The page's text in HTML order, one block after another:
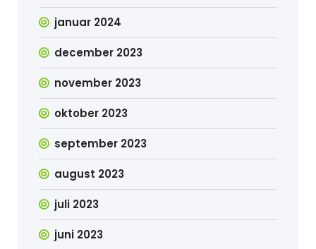
januar 2024
december 2023
november 2023
oktober 2023
september 2023
august 2023
juli 2023
juni 2023